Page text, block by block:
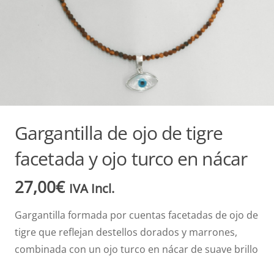
Gargantilla de ojo de tigre
facetada y ojo turco en nácar
27,00€ IVA Incl.
Gargantilla formada por cuentas facetadas de ojo de
tigre que reflejan destellos dorados y marrones,
combinada con un ojo turco en nácar de suave brillo